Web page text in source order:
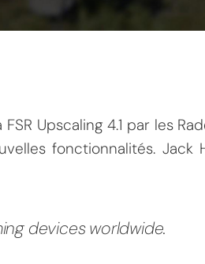
Upscaling 4.1 par les
fonctionnalités. Jack
devices worldwide.